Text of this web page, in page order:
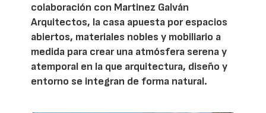
colaboración con Martinez Galván
Arquitectos, la casa apuesta por espacios
abiertos, materiales nobles y mobiliario a
medida para crear una atmósfera serena y
atemporal en la que arquitectura, diseño y
entorno se integran de forma natural.